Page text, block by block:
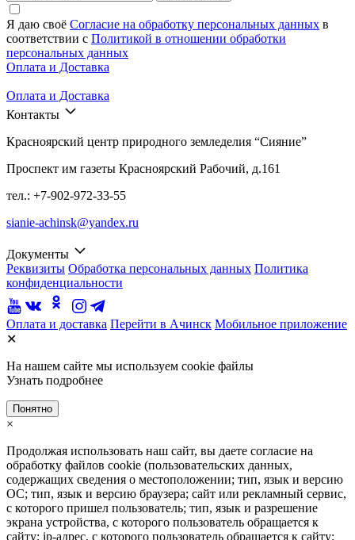
Я даю своё Согласие на обработку персональных данных в
соответствии с Политикой в отношении обработки
персональных данных
Оплата и Доставка
Оплата и Доставка
Контакты
Красноярский центр природного земледелия “Сияние”
Проспект им газеты Красноярский Рабочий, д.161
тел.: +7-902-972-33-55
sianie-achinsk@yandex.ru
Документы
Реквизиты Обработка персональных данных Политика
конфиденциальности
Оплата и доставка Перейти в Ачинск Мобильное приложение
✕
На нашем сайте мы используем cookie файлы
Узнать подробнее
Понятно
×
Продолжая использовать наш сайт, вы даете согласие на
обработку файлов cookie (пользовательских данных,
содержащих сведения о местоположении; тип, язык и версию
ОС; тип, язык и версию браузера; сайт или рекламный сервис,
с которого пришел пользователь; тип, язык и разрешение
экрана устройства, с которого пользователь обращается к
сайту; ip-адрес, с которого пользователь обращается к сайту;